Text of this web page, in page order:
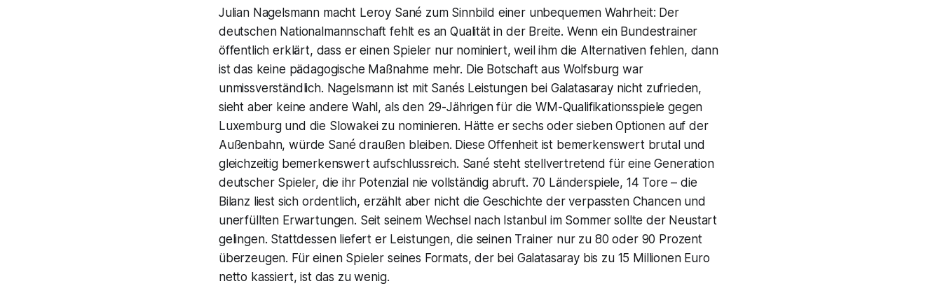
Julian Nagelsmann macht Leroy Sané zum Sinnbild einer unbequemen Wahrheit: Der
deutschen Nationalmannschaft fehlt es an Qualität in der Breite. Wenn ein Bundestrainer
öffentlich erklärt, dass er einen Spieler nur nominiert, weil ihm die Alternativen fehlen, dann
ist das keine pädagogische Maßnahme mehr. Die Botschaft aus Wolfsburg war
unmissverständlich. Nagelsmann ist mit Sanés Leistungen bei Galatasaray nicht zufrieden,
sieht aber keine andere Wahl, als den 29-Jährigen für die WM-Qualifikationsspiele gegen
Luxemburg und die Slowakei zu nominieren. Hätte er sechs oder sieben Optionen auf der
Außenbahn, würde Sané draußen bleiben. Diese Offenheit ist bemerkenswert brutal und
gleichzeitig bemerkenswert aufschlussreich. Sané steht stellvertretend für eine Generation
deutscher Spieler, die ihr Potenzial nie vollständig abruft. 70 Länderspiele, 14 Tore – die
Bilanz liest sich ordentlich, erzählt aber nicht die Geschichte der verpassten Chancen und
unerfüllten Erwartungen. Seit seinem Wechsel nach Istanbul im Sommer sollte der Neustart
gelingen. Stattdessen liefert er Leistungen, die seinen Trainer nur zu 80 oder 90 Prozent
überzeugen. Für einen Spieler seines Formats, der bei Galatasaray bis zu 15 Millionen Euro
netto kassiert, ist das zu wenig.